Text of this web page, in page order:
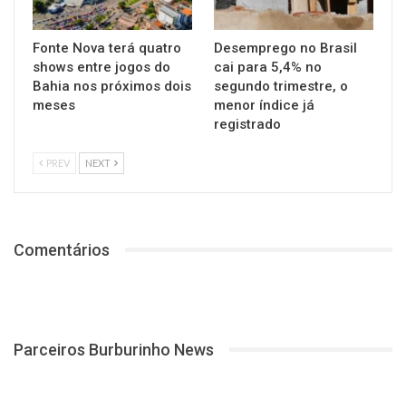
Fonte Nova terá quatro
shows entre jogos do
Bahia nos próximos dois
meses
Desemprego no Brasil
cai para 5,4% no
segundo trimestre, o
menor índice já
registrado
PREV NEXT
Comentários
Parceiros Burburinho News